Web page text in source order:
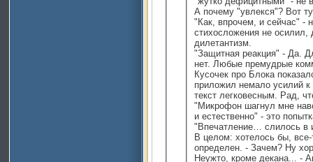
А почему "увлекся"? Вот
"Как, впрочем, и сейчас" -
стихосложения не осилил,
дилетантизм.
"Защитная реакция" - Да.
нет. Любые премудрые
Кусочек про Блока
приложил немало усилий
текст легковесным. Рад,
"Микрофон шагнул мне
и естественно" - это
"Впечатление… слилось
В целом: хотелось бы,
определен. - Зачем? Ну
Неужто, кроме декана... -